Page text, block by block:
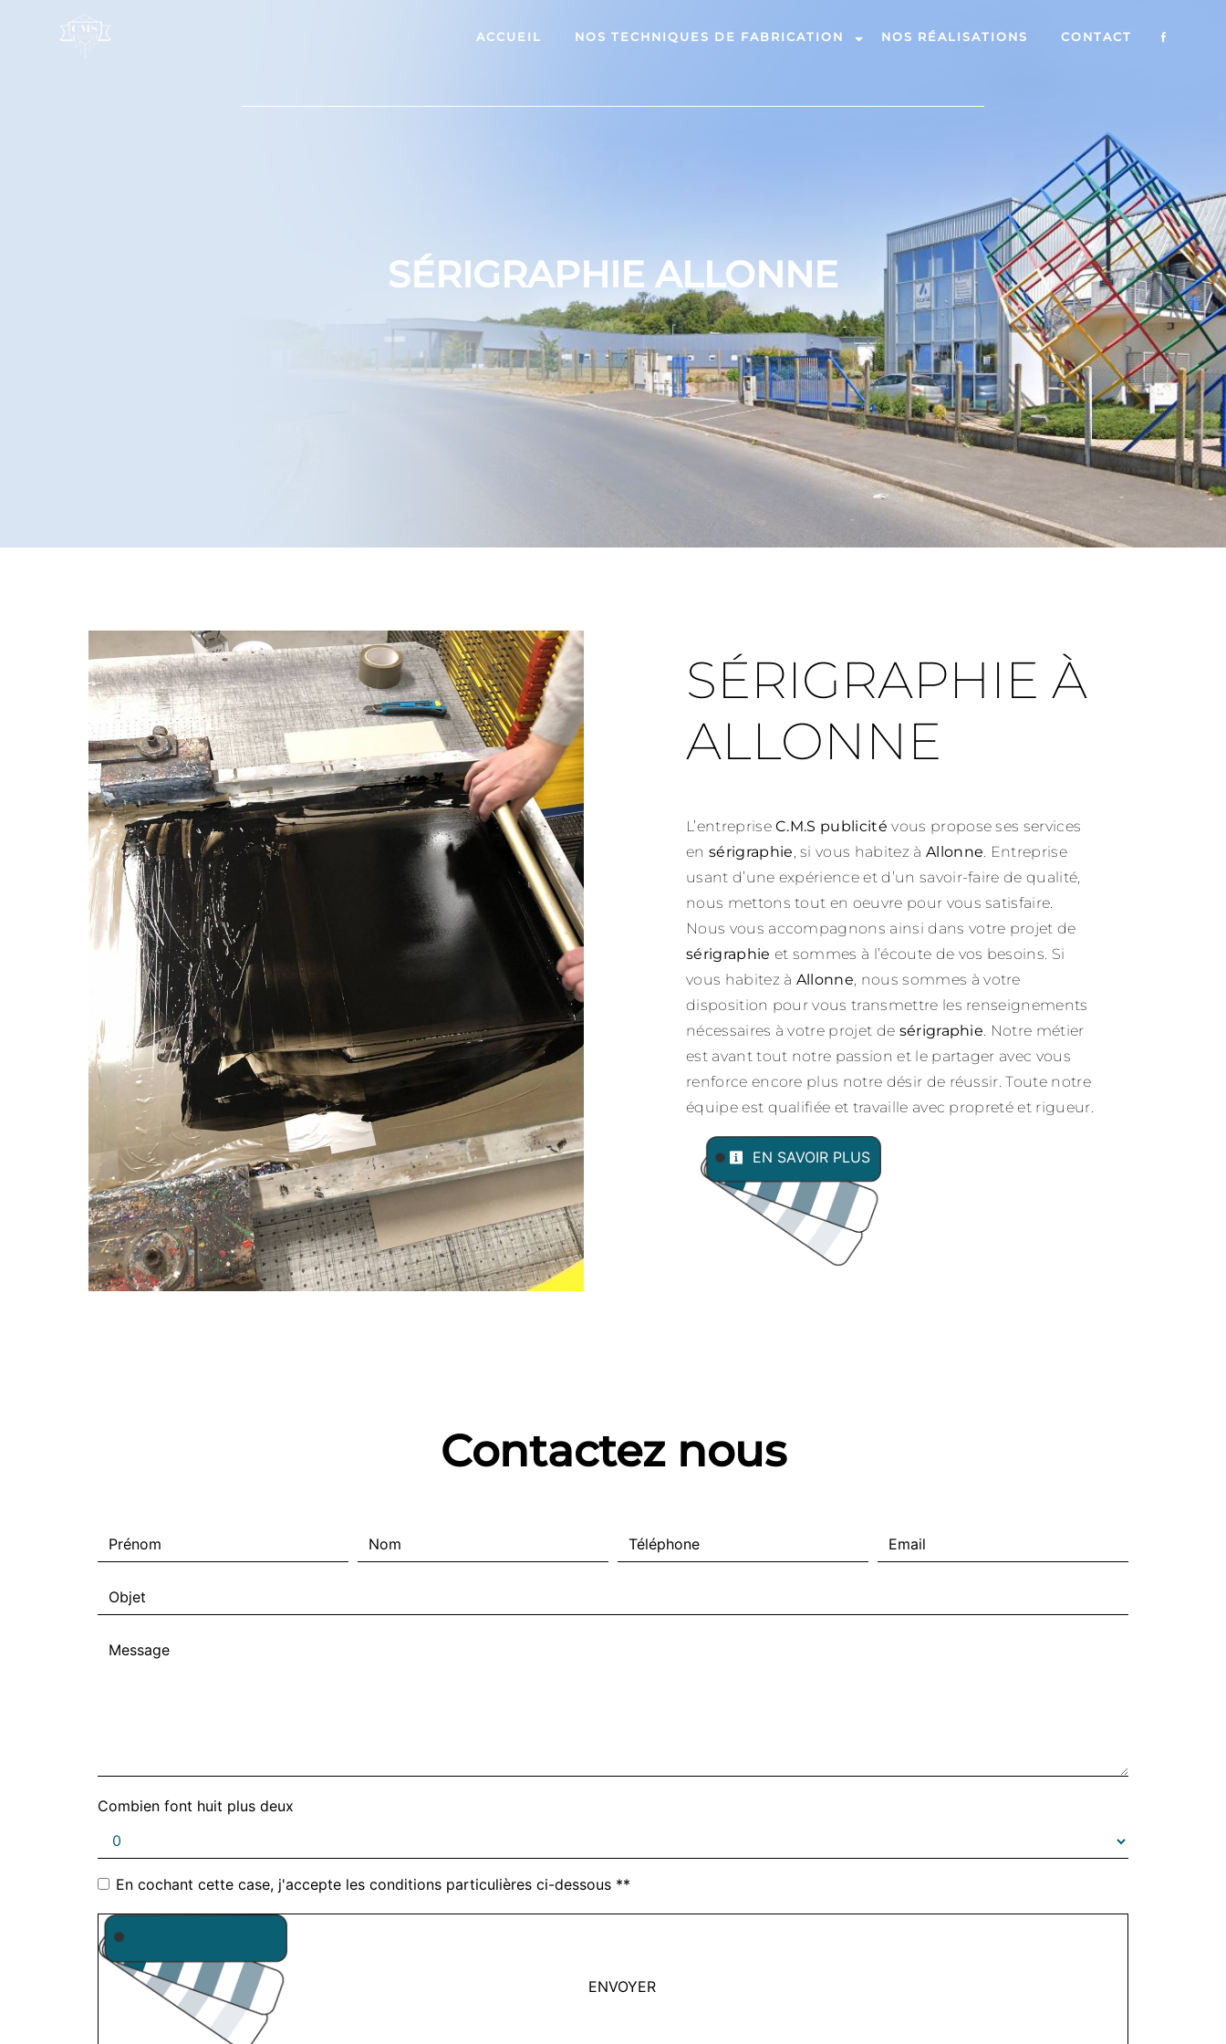
ACCUEIL NOS TECHNIQUES DE FABRICATION NOS RÉALISATIONS CONTACT
SÉRIGRAPHIE ALLONNE
SÉRIGRAPHIE À
ALLONNE
L’entrepriseC.M.S publicité vous propose ses services
en sérigraphie, si vous habitez à Allonne. Entreprise
usant d’une expérience et d’un savoir-faire de qualité,
nous mettons tout en oeuvre pour vous satisfaire.
Nous vous accompagnons ainsi dans votre projet de
sérigraphie et sommes à l’écoute de vos besoins. Si
vous habitez à Allonne, nous sommes à votre
disposition pour vous transmettre les renseignements
nécessaires à votre projet de sérigraphie. Notre métier
est avant tout notre passion et le partager avec vous
renforce encore plus notre désir de réussir. Toute notre
équipe est qualifiée et travaille avec propreté et rigueur.
EN SAVOIR PLUS
Contactez nous
Combien font huit plus deux
En cochant cette case, j'accepte les conditions particulières ci-dessous **
ENVOYER